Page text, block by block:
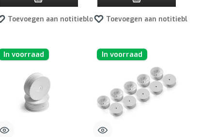
Toevoegen aan notitieblok Toevoegen aan notitieblok
In voorraad In voorraad